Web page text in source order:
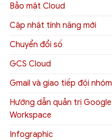
Bảo mật Cloud
Cập nhật tính năng mới
Chuyển đổi số
GCS Cloud
Gmail và giao tiếp đội nhóm
Hướng dẫn quản trị Google
Workspace
Infographic